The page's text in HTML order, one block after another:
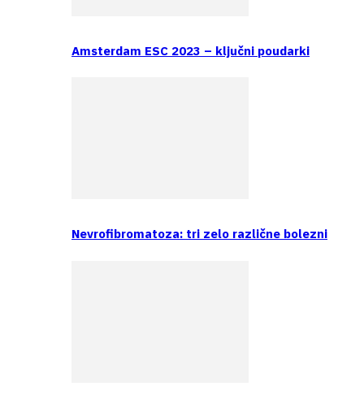
Amsterdam ESC 2023 – ključni poudarki
Nevrofibromatoza: tri zelo različne bolezni